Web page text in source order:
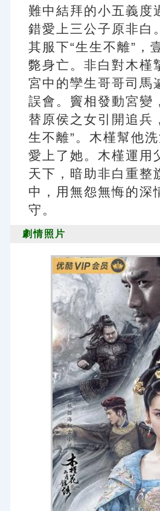
難中結拜的小五義度
錯愛上三公子原非白
其服下“生生不離”，
斃身亡。非白對木槿
宮中的孿生哥哥司馬
誤會。竇相發動宮變
替原侯之女引開追兵
生不離”。木槿幫他
愛上了她。木槿運用
天下，暗助非白重整
中，用無怨無悔的深
守。
劇情照片